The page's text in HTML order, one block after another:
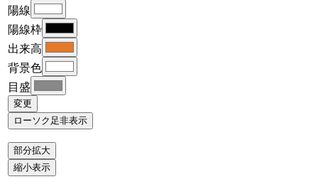
陽線
陽線枠
出来高
背景色
目盛